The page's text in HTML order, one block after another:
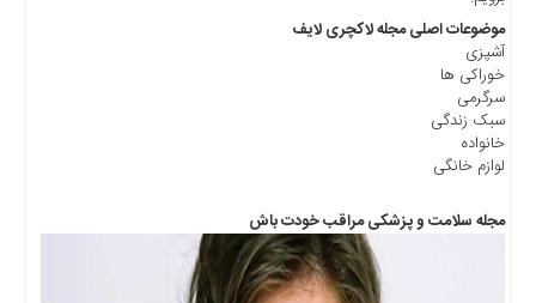
موضوعات اصلی مجله لاکچری لایف
آشپزی
خوراکی ها
سرگرمی
سبک زندگی
خانواده
لوازم خانگی
مجله سلامت و پزشکی مراقب خودت باش